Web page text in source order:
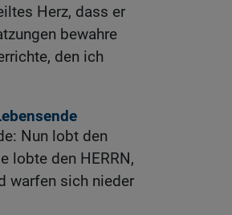
Herz, dass er
bewahre
den ich
Nun lobt den
lobte den HERRN,
warfen sich nieder